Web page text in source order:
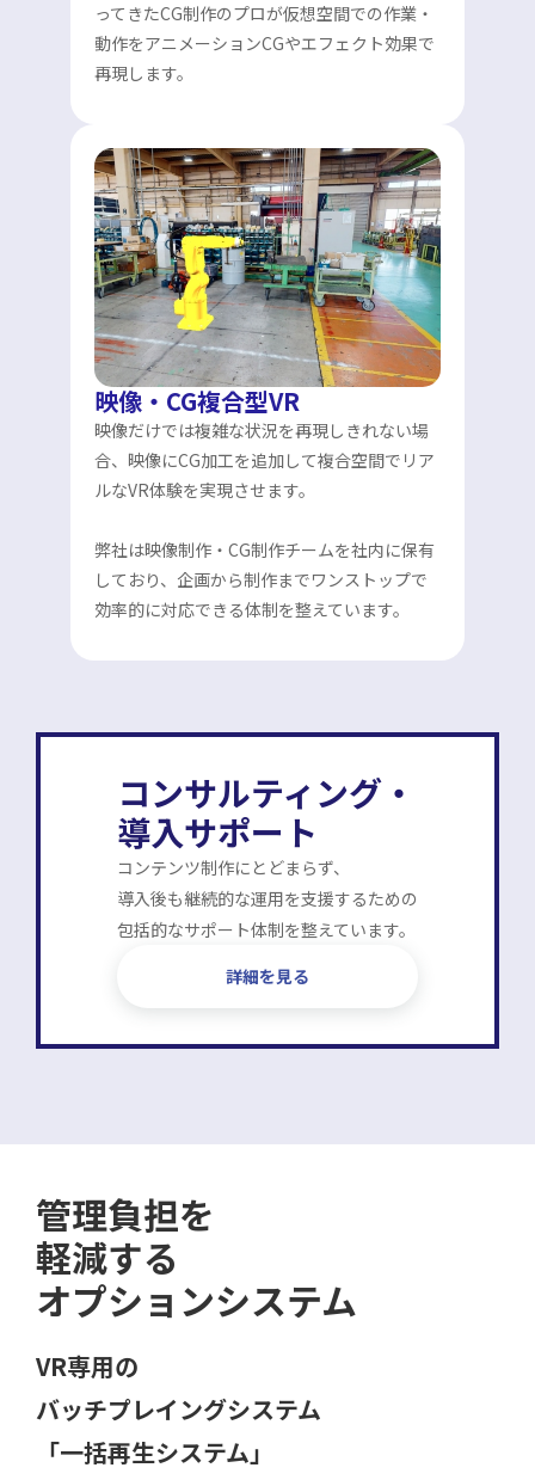
ってきたCG制作のプロが仮想空間での作業・
動作をアニメーションCGやエフェクト効果で
再現します。
映像・CG複合型VR
映像だけでは複雑な状況を再現しきれない場
合、映像にCG加工を追加して複合空間でリア
ルなVR体験を実現させます。
弊社は映像制作・CG制作チームを社内に保有
しており、企画から制作までワンストップで
効率的に対応できる体制を整えています。
コンサルティング・
導入サポート
コンテンツ制作にとどまらず、
導入後も継続的な運用を支援するための
包括的なサポート体制を整えています。
詳細を見る
管理負担を
軽減する
オプションシステム
VR専用の
バッチプレイングシステム
「一括再生システム」